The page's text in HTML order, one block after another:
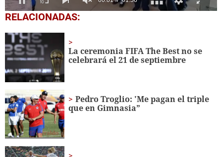
0
seconds
1
minute,
56
seconds
RELACIONADAS:
La ceremonia FIFA The Best no se
celebrará el 21 de septiembre
Pedro Troglio: 'Me pagan el triple
que en Gimnasia”